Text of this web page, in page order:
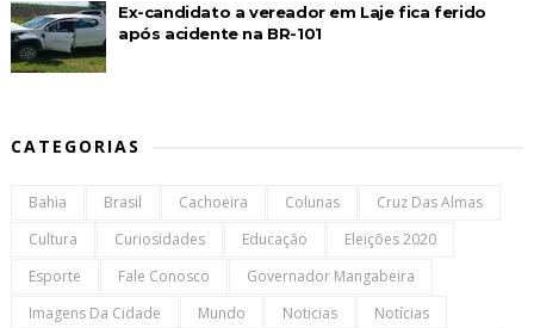
Ex-candidato a vereador em Laje fica ferido
após acidente na BR-101
CATEGORIAS
Bahia Brasil Cachoeira Colunas
Cruz Das Almas
Cultura
Curiosidades Educação
Eleições 2020
Esporte
Fale Conosco
Governador Mangabeira
Imagens Da Cidade
Mundo Noticias
Notícias